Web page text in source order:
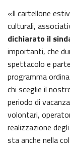
«Il cartellone
culturali,
dichiarato il
importanti, che
spettacolo e
programma
chi sceglie il
periodo di
volontari,
realizzazione
sta anche nella